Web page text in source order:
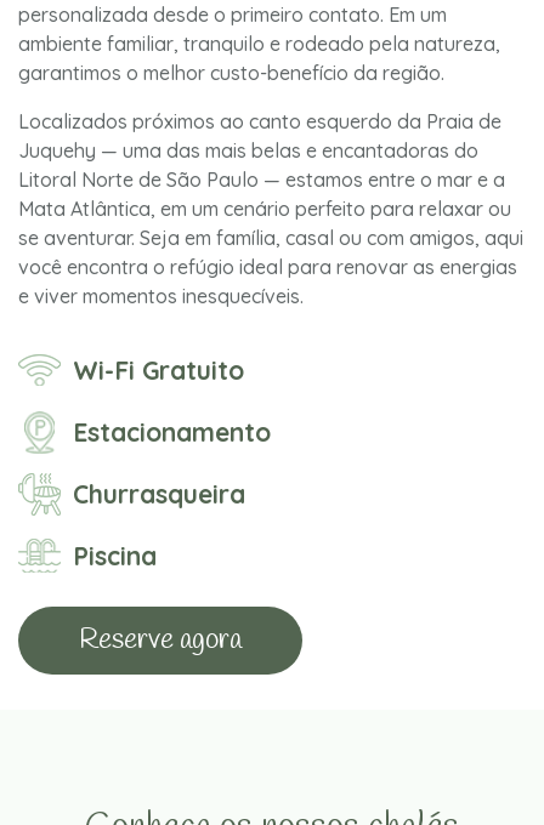
personalizada desde o primeiro contato. Em um
ambiente familiar, tranquilo e rodeado pela natureza,
garantimos o melhor custo-benefício da região.
Localizados próximos ao canto esquerdo da Praia de
Juquehy — uma das mais belas e encantadoras do
Litoral Norte de São Paulo — estamos entre o mar e a
Mata Atlântica, em um cenário perfeito para relaxar ou
se aventurar. Seja em família, casal ou com amigos, aqui
você encontra o refúgio ideal para renovar as energias
e viver momentos inesquecíveis.
Wi-Fi Gratuito
Estacionamento
Churrasqueira
Piscina
Reserve agora